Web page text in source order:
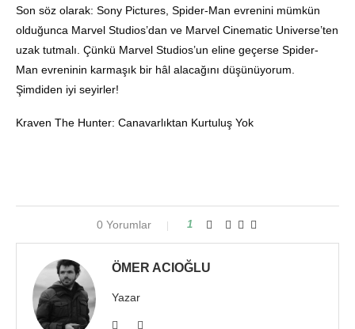
Son söz olarak: Sony Pictures, Spider-Man evrenini mümkün
olduğunca Marvel Studios’dan ve Marvel Cinematic Universe’ten
uzak tutmalı. Çünkü Marvel Studios’un eline geçerse Spider-
Man evreninin karmaşık bir hâl alacağını düşünüyorum.
Şimdiden iyi seyirler!
Kraven The Hunter: Canavarlıktan Kurtuluş Yok
0 Yorumlar 1
ÖMER ACIOĞLU
Yazar